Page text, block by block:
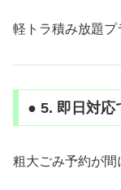
軽トラ積み放題プ
● 5. 即日対応
粗大ごみ予約が間